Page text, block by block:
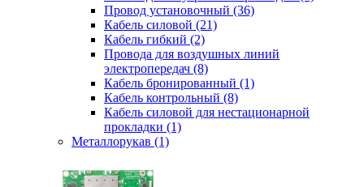
Провод установочный (36)
Кабель силовой (21)
Кабель гибкий (2)
Провода для воздушных линий
электропередач (8)
Кабель бронированный (1)
Кабель контрольный (8)
Кабель силовой для нестационарной
прокладки (1)
Металлорукав (1)